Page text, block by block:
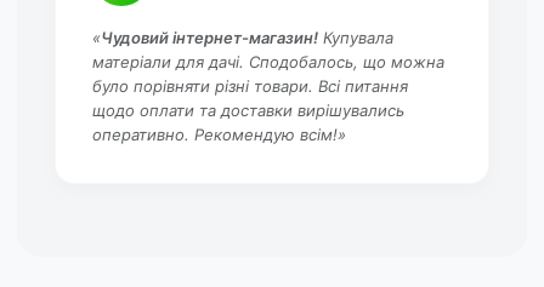
«Чудовий інтернет-магазин! Купувала
матеріали для дачі. Сподобалось, що можна
було порівняти різні товари. Всі питання
щодо оплати та доставки вирішувались
оперативно. Рекомендую всім!»